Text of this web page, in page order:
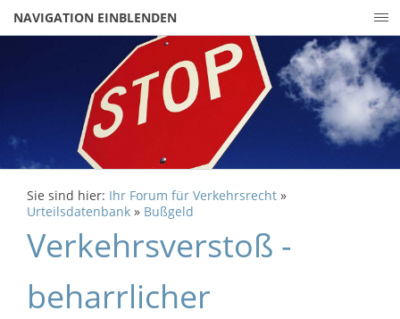
NAVIGATION EINBLENDEN
Sie sind hier: Ihr Forum für Verkehrsrecht »
Urteilsdatenbank » Bußgeld
Verkehrsverstoß -
beharrlicher